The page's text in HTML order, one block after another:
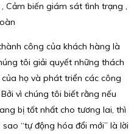
Cảm biến giám sát tình trạng ,
công của khách hàng là
tôi giải quyết những thách
họ và phát triển các công
vì chúng tôi biết rằng nếu
bị tốt nhất cho tương lai, thì
“tự động hóa đổi mới” là lời